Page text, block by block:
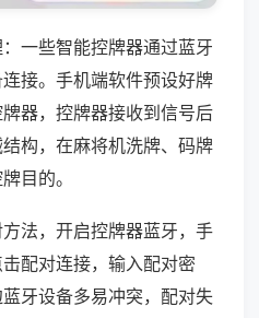
一些智能控牌器通过蓝牙
接。手机端软件预设好牌
器，控牌器接收到信号后
构，在麻将机洗牌、码牌
目的。
法，开启控牌器蓝牙，手
配对连接，输入配对密
牙设备多易冲突，配对失